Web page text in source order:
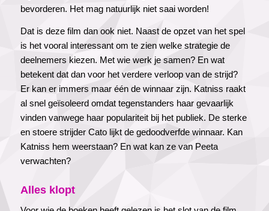
bevorderen. Het mag natuurlijk niet saai worden!
Dat is deze film dan ook niet. Naast de opzet van het spel
is het vooral interessant om te zien welke strategie de
deelnemers kiezen. Met wie werk je samen? En wat
betekent dat dan voor het verdere verloop van de strijd?
Er kan er immers maar één de winnaar zijn. Katniss raakt
al snel geïsoleerd omdat tegenstanders haar gevaarlijk
vinden vanwege haar populariteit bij het publiek. De sterke
en stoere strijder Cato lijkt de gedoodverfde winnaar. Kan
Katniss hem weerstaan? En wat kan ze van Peeta
verwachten?
Alles klopt